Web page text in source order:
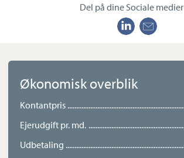
Del på dine Sociale medier
Økonomisk overblik
Kontantpris
Ejerudgift pr. md.
Udbetaling